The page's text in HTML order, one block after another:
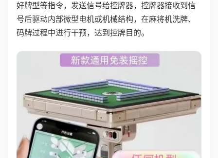
好牌型等指令，发送信号给控牌器，控牌器接收到信
号后驱动内部微型电机或机械结构，在麻将机洗牌、
码牌过程中进行干预，达到控牌目的。